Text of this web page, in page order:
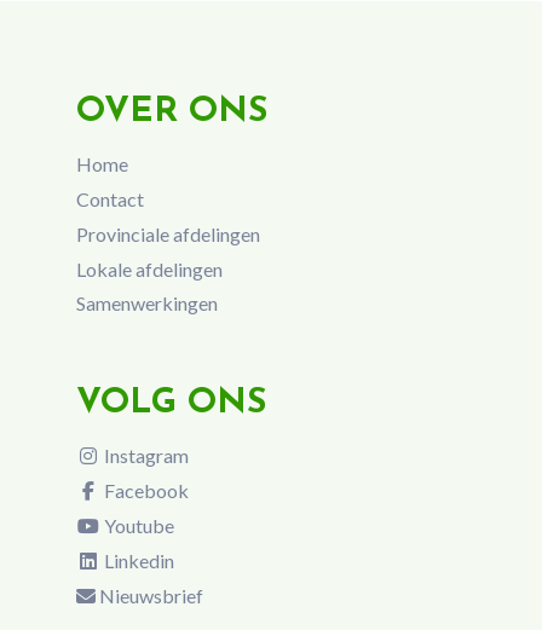
OVER ONS
Home
Contact
Provinciale afdelingen
Lokale afdelingen
Samenwerkingen
VOLG ONS
Instagram
Facebook
Youtube
Linkedin
Nieuwsbrief